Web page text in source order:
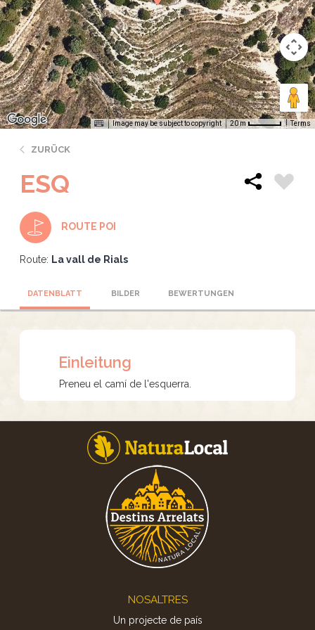
Image may be subject to copyright 20 m Terms
ZURÜCK
ESQ
ROUTE POI
Route: La vall de Rials
DATENBLATT BILDER BEWERTUNGEN
Einleitung
Preneu el camí de l'esquerra.
NOSALTRES
Un projecte de país